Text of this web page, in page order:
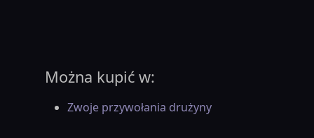
Można kupić w:
Zwoje przywołania drużyny